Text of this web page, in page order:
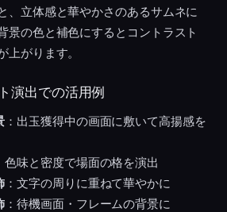
、立体感と華やかさのあるサムネに
景の色と補色にするとコントラスト
上がります。
演出での活用例
：出玉獲得中の画面に敷いて高揚感を
色味と密度で場面の格を演出
：文字の周りに重ねて華やかに
：待機画面・フレームの背景に